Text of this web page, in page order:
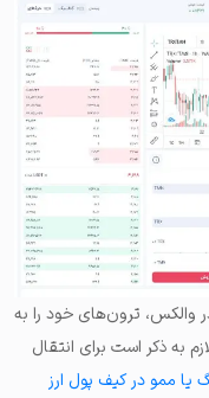
والکس، ترون‌های خود را به
به ذکر است برای انتقال
یا ممو در کیف پول ارز